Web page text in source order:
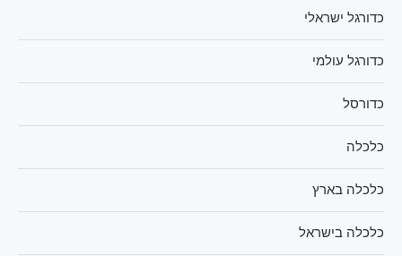
כדורגל ישראלי
כדורגל עולמי
כדורסל
כלכלה
כלכלה בארץ
כלכלה בישראל